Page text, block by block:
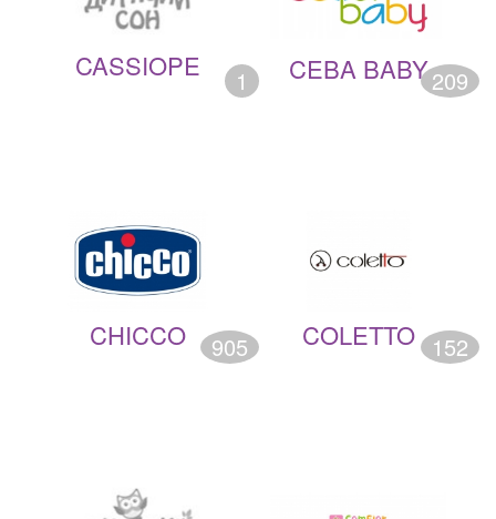
1
CASSIOPE 209
CEBA BABY
905
CHICCO 152
COLETTO